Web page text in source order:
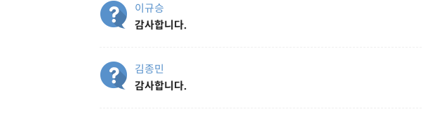
이규승
감사합니다.
김종민
감사합니다.